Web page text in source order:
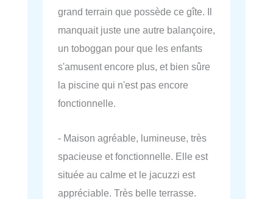
grand terrain que possède ce gîte. Il
manquait juste une autre balançoire,
un toboggan pour que les enfants
s'amusent encore plus, et bien sûre
la piscine qui n'est pas encore
fonctionnelle.
- Maison agréable, lumineuse, très
spacieuse et fonctionnelle. Elle est
située au calme et le jacuzzi est
appréciable. Très belle terrasse.